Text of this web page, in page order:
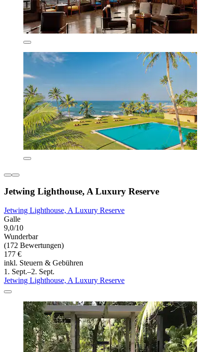
Jetwing Lighthouse, A Luxury Reserve
Jetwing Lighthouse, A Luxury Reserve
Galle
9,0/10
Wunderbar
(172 Bewertungen)
177 €
inkl. Steuern & Gebühren
1. Sept.–2. Sept.
Jetwing Lighthouse, A Luxury Reserve